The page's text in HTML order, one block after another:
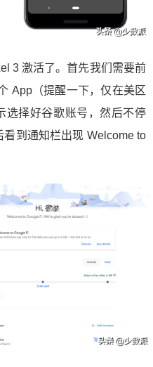
3 激活了。首先我们需要前
App（提醒一下，仅在美区
选择好谷歌账号，然后不停
到通知栏出现 Welcome to